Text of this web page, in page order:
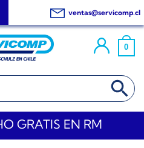
ventas@servicomp.cl
0
BOTÓN DE
GRATIS EN RM